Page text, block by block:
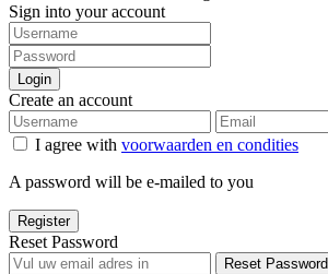
Sign into your account
Login
Create an account
I agree with voorwaarden en condities
A password will be e-mailed to you
Register
Reset Password
Reset Password